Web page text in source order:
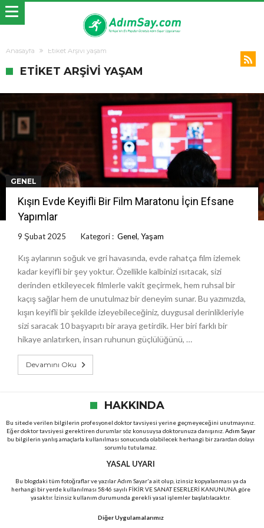
Anasayfa Etiket Arşivi yaşam
ETIKET ARŞIVI YAŞAM
GENEL
Kışın Evde Keyifli Bir Film Maratonu İçin Efsane
Yapımlar
9 Şubat 2025 Kategori : Genel, Yaşam
Kış aylarının soğuk ve gri havasında, evde rahatça film izlemek
kadar keyifli bir şey yoktur. Özellikle kalbinizi ısıtacak, sizi
derinden etkileyecek filmlerle vakit geçirmek, hem ruhsal bir
kaçış sağlar hem de unutulmaz bir deneyim sunar. Bu yazımızda,
kışın keyifli bir şekilde izleyebileceğiniz, duygusal derinlikleriyle
sizi saracak 10 başyapıtı bir araya getirdik. Her biri farklı bir
hikaye anlatırken, insan ruhunun güçlülüğünü, …
Devamını Oku
HAKKINDA
Bu sitede verilen bilgilerin profesyonel doktor tavsiyesi yerine geçmeyeceğini unutmayınız.
Eğer doktor tavsiyesi gerektiren durumlar söz konusuysa doktorunuza danışınız. Adım Sayar
bu bilgilerin yanlış amaçlarla kullanılması sonucunda olabilecek herhangi bir zarardan dolayı
sorumlu tutulamaz.
YASAL UYARI
Bu blogdaki tüm fotoğraflar ve yazılar Adım Sayar'a ait olup, izinsiz kopyalanması ya da
herhangi bir yerde kullanılması 5846 sayılı FİKİR VE SANAT ESERLERİ KANUNUNA göre
yasaktır. İzinsiz kullanım durumunda gerekli yasal işlemler başlatılacaktır.
Diğer Uygulamalarımız